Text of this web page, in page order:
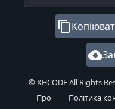
content_copy
cloud_download
© XHCODE All Rights
Про
Політика